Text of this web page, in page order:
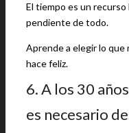
El tiempo es un
pendiente de todo.
Aprende a elegir lo
hace feliz.
6. A los 30
es necesario